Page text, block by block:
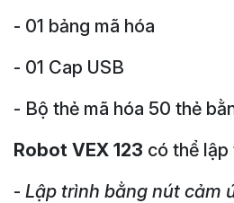
- 01 bảng mã hóa
- 01 Cap USB
- Bộ thẻ mã hóa 50 thẻ
Robot VEX 123 có thể lập
- Lập trình bằng nút cảm